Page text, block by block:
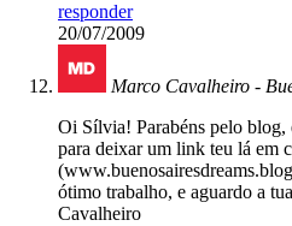
responder
20/07/2009
Marco Cavalheiro -
Oi Sílvia! Parabéns pelo blog,
para deixar um link teu lá em
ótimo trabalho, e aguardo a
Cavalheiro